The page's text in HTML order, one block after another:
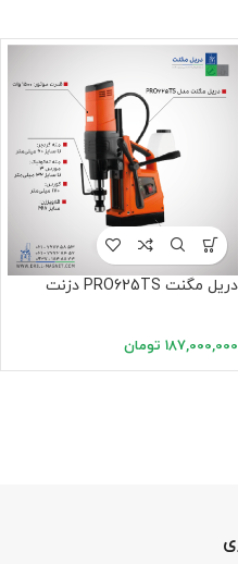
دریل مگنت PRO625TS دزنت
187,000,000 تومان